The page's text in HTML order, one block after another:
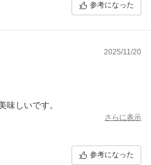
参考になった
2025/11/20
味しいです。
さらに表示
参考になった